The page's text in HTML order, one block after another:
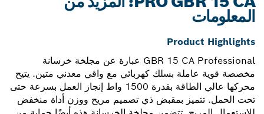
المعلومات
Product Highlights
GBR 15 CA Professional عبارة عن مجلخة خرسانة
مخصصة قوية عاملة بسلك كهربائي مع واقي معدني متين. يتيح
محركها عالي الطاقة بقدرة 1500 واط إنجاز العمل بسرعة حتى
تحت الحمل. تتميز بمقبض ذي تصميم مريح ووزن أداة منخفض